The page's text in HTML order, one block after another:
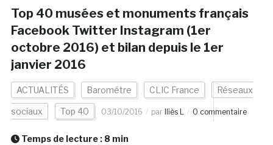
Top 40 musées et monuments français
Facebook Twitter Instagram (1er
octobre 2016) et bilan depuis le 1er
janvier 2016
ACTUALITÉS Barométre CLIC France Réseaux
sociaux Top 40 03/10/2016 par Iliès L 0 commentaire
Temps de lecture : 8 min